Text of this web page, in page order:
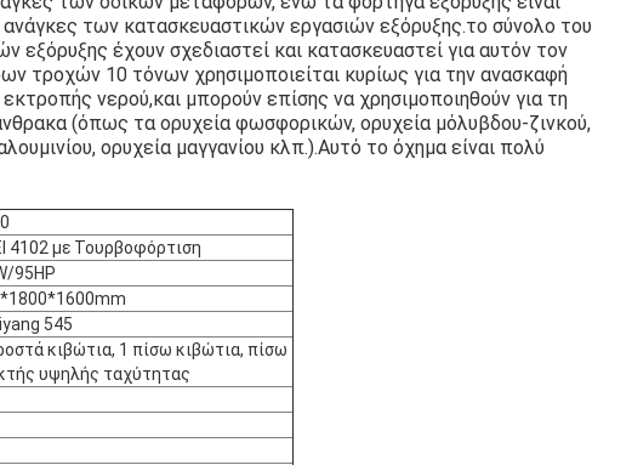
ανάγκες των κατασκευαστικών εργασιών εξόρυξης.το σύνολο του
έχουν σχεδιαστεί και κατασκευαστεί για αυτόν τον
τροχών 10 τόνων χρησιμοποιείται κυρίως για την ανασκαφή
νερού,και μπορούν επίσης να χρησιμοποιηθούν για τη
(όπως τα ορυχεία φωσφορικών, ορυχεία μόλυβδου-ζινκού,
ορυχεία μαγγανίου κλπ.).Αυτό το όχημα είναι πολύ
4102 με Τουρβοφόρτιση
95HP
545
κιβώτια, 1 πίσω κιβώτια, πίσω
υψηλής ταχύτητας